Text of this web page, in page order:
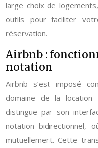
large choix de
outils pour faciliter
réservation.
Airbnb :
notation
Airbnb s’est imposé
domaine de la location
distingue par son
notation bidirectionnel,
mutuellement. Cette